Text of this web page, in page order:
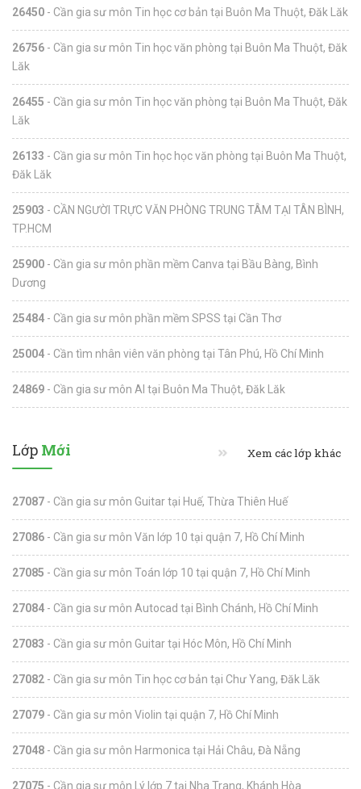
26450 - Cần gia sư môn Tin học cơ bản tại Buôn Ma Thuột, Đăk Lăk
26756 - Cần gia sư môn Tin học văn phòng tại Buôn Ma Thuột, Đăk
Lăk
26455 - Cần gia sư môn Tin học văn phòng tại Buôn Ma Thuột, Đăk
Lăk
26133 - Cần gia sư môn Tin học học văn phòng tại Buôn Ma Thuột,
Đăk Lăk
25903 - CẦN NGƯỜI TRỰC VĂN PHÒNG TRUNG TÂM TẠI TÂN BÌNH,
TP.HCM
25900 - Cần gia sư môn phần mềm Canva tại Bầu Bàng, Bình
Dương
25484 - Cần gia sư môn phần mềm SPSS tại Cần Thơ
25004 - Cần tìm nhân viên văn phòng tại Tân Phú, Hồ Chí Minh
24869 - Cần gia sư môn AI tại Buôn Ma Thuột, Đăk Lăk
Lớp Mới Xem các lớp khác
27087 - Cần gia sư môn Guitar tại Huế, Thừa Thiên Huế
27086 - Cần gia sư môn Văn lớp 10 tại quận 7, Hồ Chí Minh
27085 - Cần gia sư môn Toán lớp 10 tại quận 7, Hồ Chí Minh
27084 - Cần gia sư môn Autocad tại Bình Chánh, Hồ Chí Minh
27083 - Cần gia sư môn Guitar tại Hóc Môn, Hồ Chí Minh
27082 - Cần gia sư môn Tin học cơ bản tại Chư Yang, Đăk Lăk
27079 - Cần gia sư môn Violin tại quận 7, Hồ Chí Minh
27048 - Cần gia sư môn Harmonica tại Hải Châu, Đà Nẵng
27075 - Cần gia sư môn Lý lớp 7 tại Nha Trang, Khánh Hòa